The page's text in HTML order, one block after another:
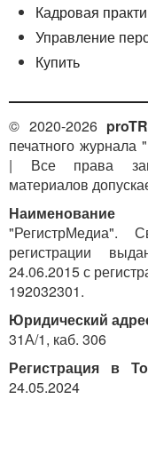
Кадровая
Управление
Купить
© 2020-2026
печатного журнала
| Все права
материалов
"РегистрМедиа".
регистрации
24.06.2015 с
192032301.
Юридический
31А/1, каб. 306
Регистрация в
24.05.2024